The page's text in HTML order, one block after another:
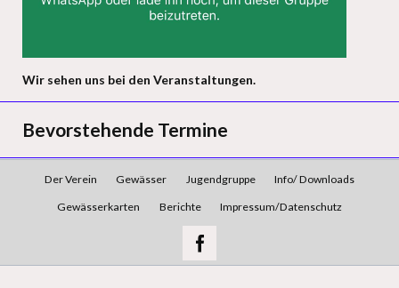
Wir sehen uns bei den Veranstaltungen.
Bevorstehende Termine
Der Verein Gewässer Jugendgruppe Info/ Downloads
Gewässerkarten Berichte Impressum/Datenschutz